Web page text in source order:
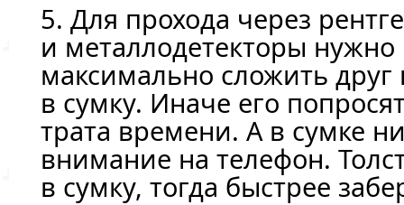
5. Для прохода через
и металлодетекторы
максимально сложить
в сумку. Иначе его
трата времени. А в сумке
внимание на телефон.
в сумку, тогда быстрее